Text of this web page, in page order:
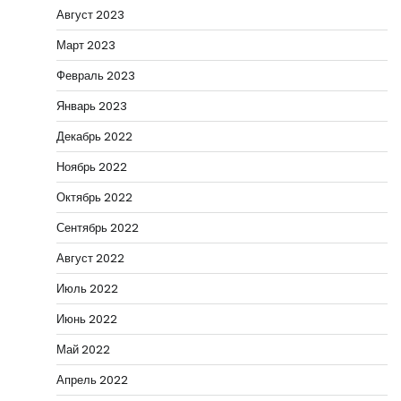
Август 2023
Март 2023
Февраль 2023
Январь 2023
Декабрь 2022
Ноябрь 2022
Октябрь 2022
Сентябрь 2022
Август 2022
Июль 2022
Июнь 2022
Май 2022
Апрель 2022